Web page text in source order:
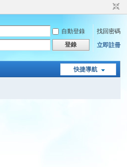
自動登錄
找回密碼
登錄 立即註冊
快捷導航